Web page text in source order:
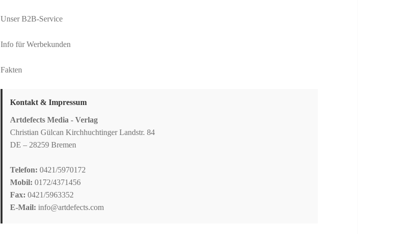
Unser B2B-Service
Info für Werbekunden
Fakten
Kontakt & Impressum
Artdefects Media - Verlag
Christian Gülcan Kirchhuchtinger Landstr. 84
DE – 28259 Bremen
Telefon: 0421/5970172
Mobil: 0172/4371456
Fax: 0421/5963352
E-Mail: info@artdefects.com